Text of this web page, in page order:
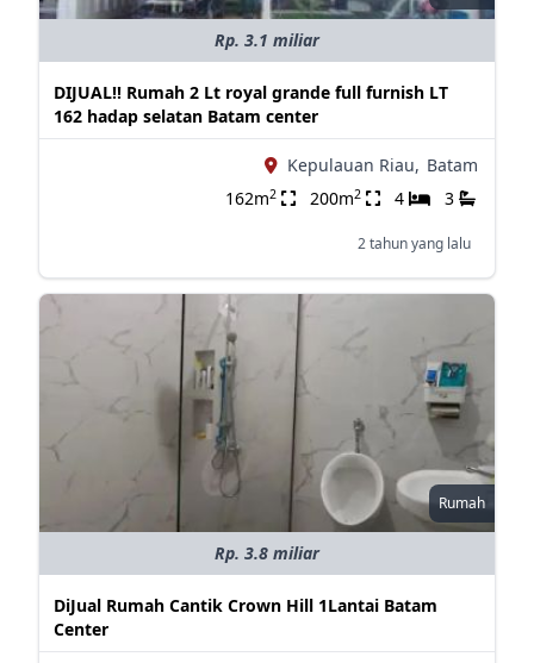
Rp. 3.1 miliar
DIJUAL!! Rumah 2 Lt royal grande full furnish LT
162 hadap selatan Batam center
Kepulauan Riau, Batam
162m2 200m2 4 3
2 tahun yang lalu
Rumah
Rp. 3.8 miliar
DiJual Rumah Cantik Crown Hill 1Lantai Batam
Center